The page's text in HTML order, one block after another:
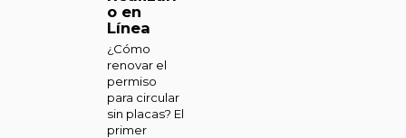
o en
Línea
¿Cómo
renovar el
permiso
para circular
sin placas? El
primer